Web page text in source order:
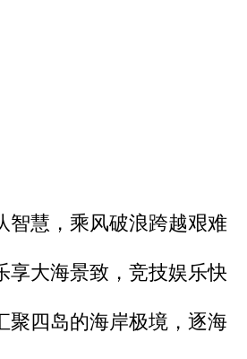
智慧，乘风破浪跨越艰难
享大海景致，竞技娱乐快
聚四岛的海岸极境，逐海